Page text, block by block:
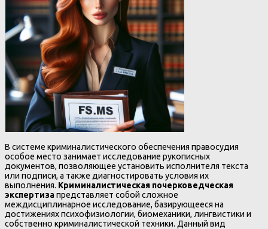
В системе криминалистического обеспечения правосудия
особое место занимает исследование рукописных
документов, позволяющее установить исполнителя текста
или подписи, а также диагностировать условия их
выполнения. Криминалистическая почерковедческая
экспертизапредставляет собой сложное
междисциплинарное исследование, базирующееся на
достижениях психофизиологии, биомеханики, лингвистики и
собственно криминалистической техники. Данный вид